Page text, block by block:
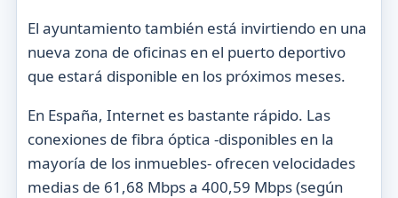
El ayuntamiento también está invirtiendo en una
nueva zona de oficinas en el puerto deportivo
que estará disponible en los próximos meses.
En España, Internet es bastante rápido. Las
conexiones de fibra óptica -disponibles en la
mayoría de los inmuebles- ofrecen velocidades
medias de 61,68 Mbps a 400,59 Mbps (según